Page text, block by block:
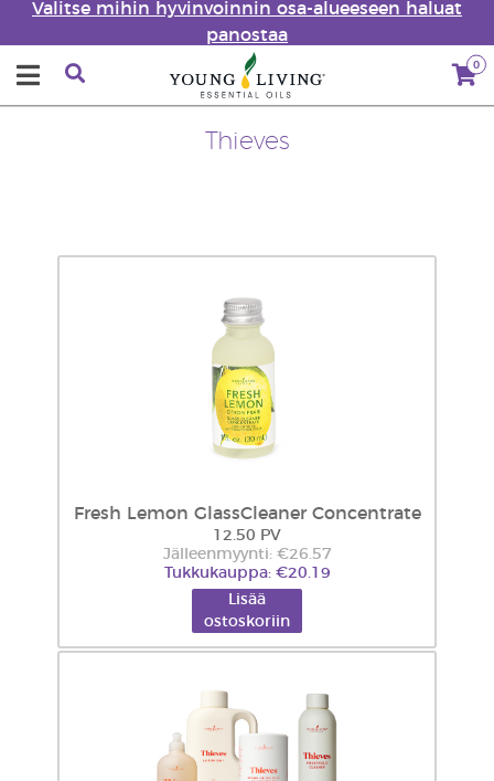
Valitse mihin hyvinvoinnin osa-alueeseen haluat
panostaa
0
Thieves
Fresh Lemon GlassCleaner Concentrate
12.50 PV
Jälleenmyynti: €26.57
Tukkukauppa: €20.19
Lisää
ostoskoriin